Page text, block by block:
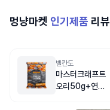
멍냥마켓 인기제품 리뷰
벨칸도
마스터크래프트
오리50g+연어